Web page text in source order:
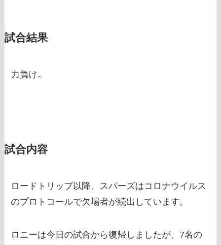
試合結果
力負け。
試合内容
ロードトリップ以降、スパーズはコロナウイルス
のプロトコールで欠場者が続出しています。
ロニーは今日の試合から復帰しましたが、7名の